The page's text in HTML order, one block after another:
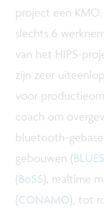
project een
slechts 6
van het HIPS-
zijn zeer
voor
coach om
bluetooth-
gebouwen (
(BoSS), realtime
(CONAMO), tot